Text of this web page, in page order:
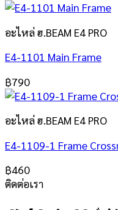
อะไหล่ ฮ.BEAM E4 PRO
E4-1101 Main Frame
฿790
อะไหล่ ฮ.BEAM E4 PRO
E4-1109-1 Frame
฿460
ติดต่อเรา